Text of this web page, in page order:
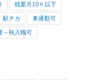
残業月10ｈ以下
駅チカ 車通勤可
～秋入職可